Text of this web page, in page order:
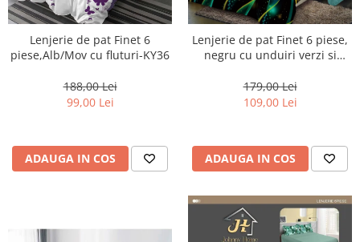
Lenjerie de pat Finet 6
piese,Alb/Mov cu fluturi-KY36
188,00 Lei
99,00 Lei
ADAUGA IN COS
Lenjerie de pat Finet 6 piese,
negru cu unduiri verzi si
179,00 Lei
109,00 Lei
ADAUGA IN COS